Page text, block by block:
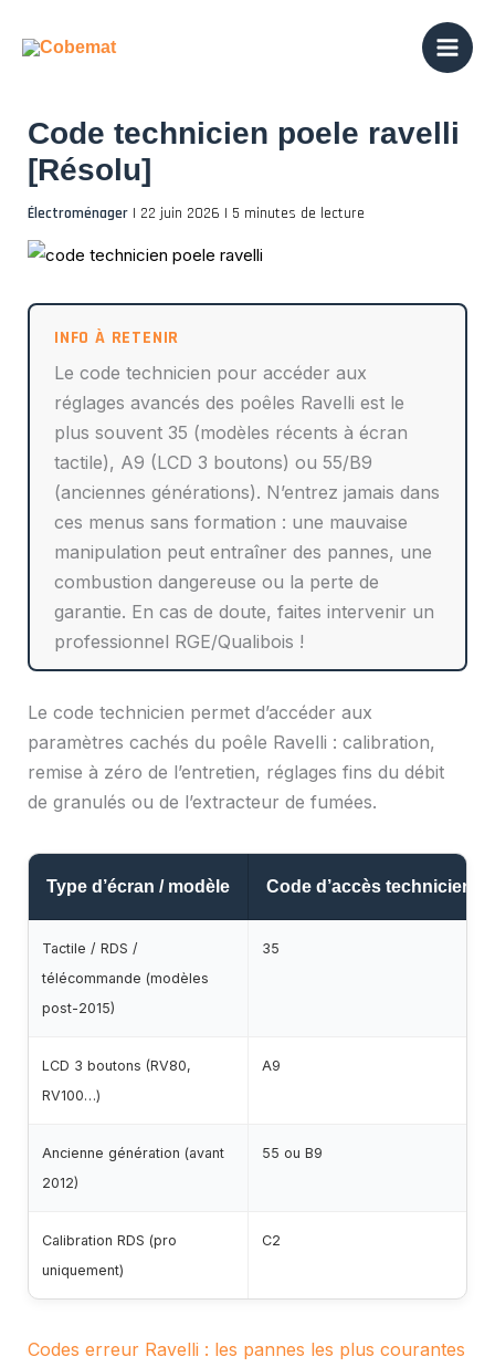
Code technicien poele ravelli
[Résolu]
Électroménager| 22 juin 2026 | 5 minutes de lecture
Le code technicien pour accéder aux
réglages avancés des poêles Ravelli est le
plus souvent 35 (modèles récents à écran
tactile), A9 (LCD 3 boutons) ou 55/B9
(anciennes générations). N’entrez jamais dans
ces menus sans formation : une mauvaise
manipulation peut entraîner des pannes, une
combustion dangereuse ou la perte de
garantie. En cas de doute, faites intervenir un
professionnel RGE/Qualibois !
Le code technicien permet d’accéder aux
paramètres cachés du poêle Ravelli : calibration,
remise à zéro de l’entretien, réglages fins du débit
de granulés ou de l’extracteur de fumées.
Type d’écran / modèle Code d’accès technicien
Tactile / RDS /
télécommande (modèles
post-2015)
35
LCD 3 boutons (RV80,
RV100…)
A9
Ancienne génération (avant
2012)
55 ou B9
Calibration RDS (pro
uniquement)
C2
Codes erreur Ravelli : les pannes les plus courantes